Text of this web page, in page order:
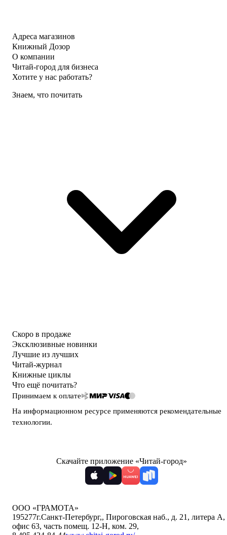
Адреса магазинов
Книжный Дозор
О компании
Читай-город для бизнеса
Хотите у нас работать?
Знаем, что почитать
Скоро в продаже
Эксклюзивные новинки
Лучшие из лучших
Читай-журнал
Книжные циклы
Что ещё почитать?
Принимаем к оплате
На информационном ресурсе применяются рекомендательные
технологии.
Скачайте приложение «Читай-город»
ООО «ГРАМОТА»
195277г.Санкт-Петербург,, Пироговская наб., д. 21, литера А,
офис 63, часть помещ. 12-Н, ком. 29,